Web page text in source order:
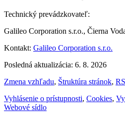
Technický prevádzkovateľ:
Galileo Corporation s.r.o., Čierna
Kontakt: Galileo Corporation s.r.o.
Posledná aktualizácia: 6. 8. 2026
Zmena vzhľadu, Štruktúra stránok,
Vyhlásenie o prístupnosti, Cookies,
Webové sídlo